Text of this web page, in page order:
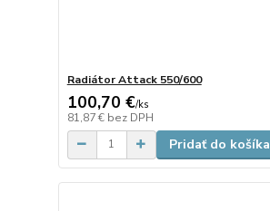
Radiátor Attack 550/600
100,70 €/ks
81,87 € bez DPH
Pridať do košíka